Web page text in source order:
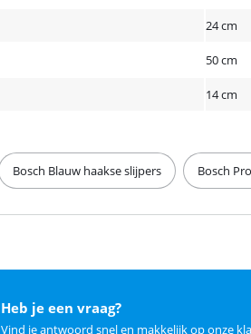
24 cm
50 cm
14 cm
Bosch Blauw haakse slijpers Bosch
Heb je een vraag?
Vind je antwoord snel en makkelijk oponze